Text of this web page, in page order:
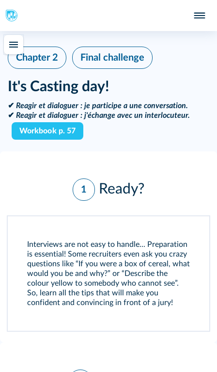
Chapter 2 Final challenge
It's Casting day!
✔ Reagir et dialoguer : je participe a une conversation.
✔ Reagir et dialoguer : j'échange avec un interlocuteur.
Workbook p. 57
1 Ready?
Interviews are not easy to handle... Preparation
is essential! Some recruiters even ask you crazy
questions like “If you were a box of cereal, what
would you be and why?” or “Describe the
colour yellow to somebody who cannot see”.
So, learn all the tips that will make you
confident and convincing in front of a jury!